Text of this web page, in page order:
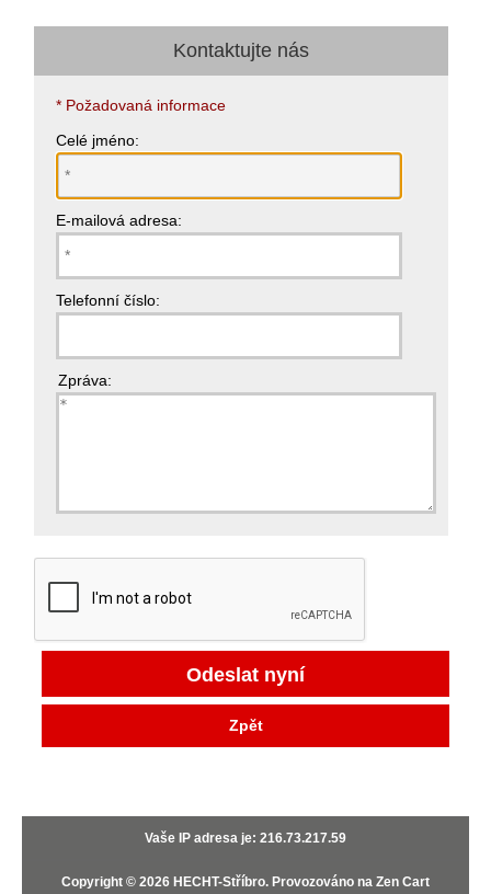
Kontaktujte nás
* Požadovaná informace
Celé jméno:
E-mailová adresa:
Telefonní číslo:
Zpráva:
Zpět
Vaše IP adresa je: 216.73.217.59
Copyright © 2026 HECHT-Stříbro. Provozováno na Zen Cart